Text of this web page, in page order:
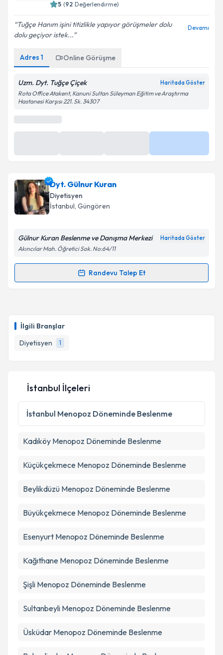
İlgili Branşlar
Diyetisyen
1
5 (92 Değerlendirme)
Tuğçe Hanım işini titizlikle yapıyor görüşmeler dolu
dolu geçiyor istek...
Devamı
Adres 1 Online Görüşme
Uzm. Dyt. Tuğçe Çiçek Haritada Göster
Rota Office Atakent, Kanuni Sultan Süleyman Eğitim ve Araştırma
Hastanesi Karşısı 221. Sk. 34307
Dyt. Gülnur Kuran
Diyetisyen
İstanbul, Güngören
Gülnur Kuran Beslenme ve Danışma Merkezi Haritada Göster
Akıncılar Mah. Öğretici Sok. No:64/11
Randevu Talep Et
Randevu Takvimi Talebi
takvim hazırlandığında e-posta ile bilgilendireceğiz.
E-posta Adresiniz
Kişisel verilerimin işlenmesine ilişkinAydınlatma
Metni
'ni okudum ve kişisel verilerimin belirtilen
kapsamda işlenmesini kabul ediyorum.
İstanbul İlçeleri
İstanbul Menopoz Döneminde Beslenme
Kadıköy Menopoz Döneminde Beslenme
Küçükçekmece Menopoz Döneminde Beslenme
Beylikdüzü Menopoz Döneminde Beslenme
Büyükçekmece Menopoz Döneminde Beslenme
Esenyurt Menopoz Döneminde Beslenme
Kağıthane Menopoz Döneminde Beslenme
Şişli Menopoz Döneminde Beslenme
Sultanbeyli Menopoz Döneminde Beslenme
Üsküdar Menopoz Döneminde Beslenme